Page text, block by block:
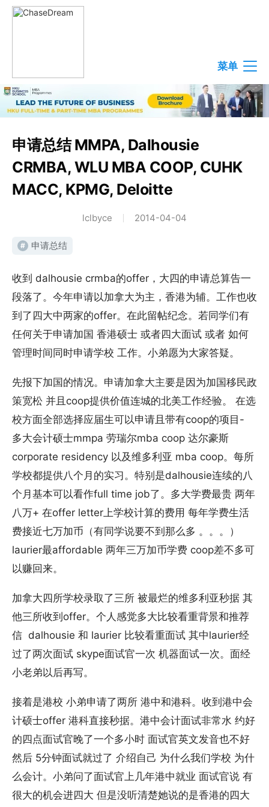
菜单
申请总结 MMPA, Dalhousie
CRMBA, WLU MBA COOP, CUHK
MACC, KPMG, Deloitte
lclbyce 2014-04-04
# 申请总结
收到 dalhousie crmba的offer，大四的申请总算告一
段落了。今年申请以加拿大为主，香港为辅。工作也收
到了四大中两家的offer。在此留帖纪念。若同学们有
任何关于申请加国 香港硕士 或者四大面试 或者 如何
管理时间同时申请学校 工作。小弟愿为大家答疑。
先报下加国的情况。申请加拿大主要是因为加国移民政
策宽松 并且coop提供价值连城的北美工作经验。 在选
校方面全部选择应届生可以申请且带有coop的项目-
多大会计硕士mmpa 劳瑞尔mba coop 达尔豪斯
corporate residency 以及维多利亚 mba coop。每所
学校都提供八个月的实习。特别是dalhousie连续的八
个月基本可以看作full time job了。多大学费最贵 两年
八万+ 在offer letter上学校计算的费用 每年学费生活
费接近七万加币（有同学说要不到那么多 。。。）
laurier最affordable 两年三万加币学费 coop差不多可
以赚回来。
加拿大四所学校录取了三所 被最烂的维多利亚秒据 其
他三所收到offer。个人感觉多大比较看重背景和推荐
信 dalhousie 和 laurier 比较看重面试 其中laurier经
过了两次面试 skype面试官一次 机器面试一次。面经
小老弟以后再写。
接着是港校 小弟申请了两所 港中和港科。收到港中会
计硕士offer 港科直接秒据。港中会计面试非常水 约好
的四点面试官晚了一个多小时 面试官英文发音也不好
然后 5分钟面试就过了 介绍自己 为什么我们学校 为什
么会计。小弟问了面试官上几年港中就业 面试官说 有
很大的机会进四大 但是没听清楚她说的是香港的四大